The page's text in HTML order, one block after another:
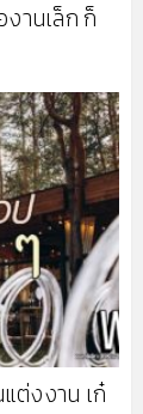
านเล็ก ก็
ต่งงาน เก๋